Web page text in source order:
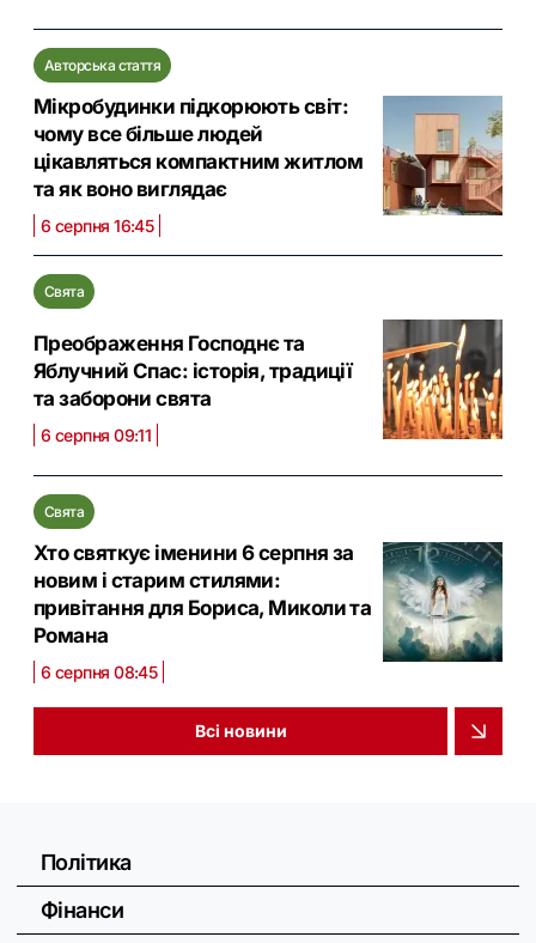
Авторська стаття
Мікробудинки підкорюють світ:
чому все більше людей
цікавляться компактним житлом
та як воно виглядає
6 серпня 16:45
Свята
Преображення Господнє та
Яблучний Спас: історія, традиції
та заборони свята
6 серпня 09:11
Свята
Хто святкує іменини 6 серпня за
новим і старим стилями:
привітання для Бориса, Миколи та
Романа
6 серпня 08:45
Всі новини
Політика
Фінанси